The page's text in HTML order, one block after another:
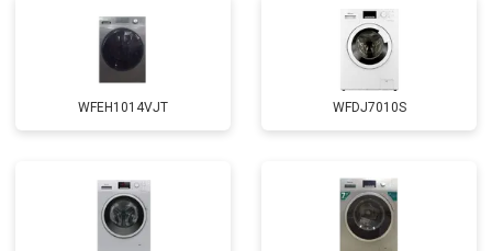
Замена подшипников от 2800 ₽ Заказать
Замена мотора от 3800 ₽ Заказать
от 2200 ₽ Заказать
Замена ТЭН от 2300 ₽ Заказать
Замена блока управления от 3600 ₽ Заказать
WFEH1014VJT WFDJ7010S